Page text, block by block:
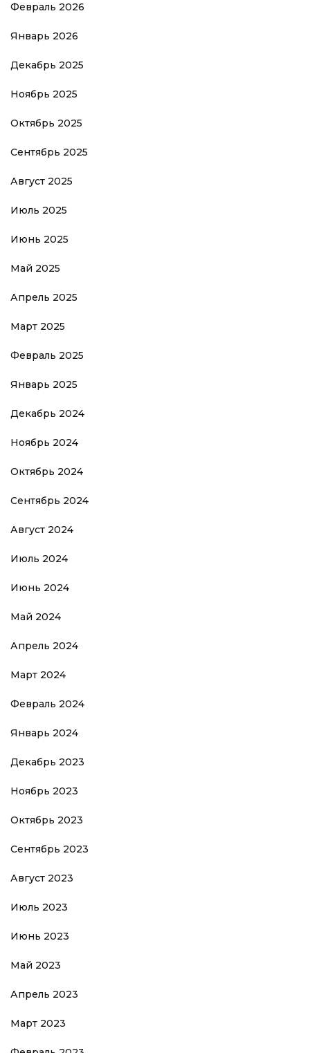
Февраль 2026
Январь 2026
Декабрь 2025
Ноябрь 2025
Октябрь 2025
Сентябрь 2025
Август 2025
Июль 2025
Июнь 2025
Май 2025
Апрель 2025
Март 2025
Февраль 2025
Январь 2025
Декабрь 2024
Ноябрь 2024
Октябрь 2024
Сентябрь 2024
Август 2024
Июль 2024
Июнь 2024
Май 2024
Апрель 2024
Март 2024
Февраль 2024
Январь 2024
Декабрь 2023
Ноябрь 2023
Октябрь 2023
Сентябрь 2023
Август 2023
Июль 2023
Июнь 2023
Май 2023
Апрель 2023
Март 2023